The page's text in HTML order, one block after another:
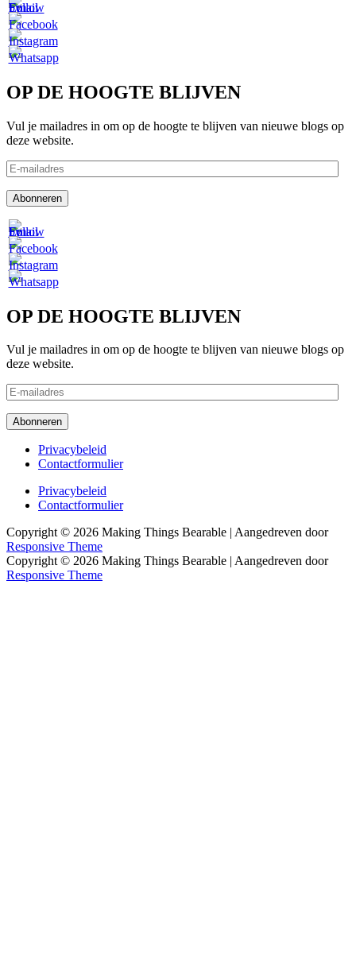
OP DE HOOGTE BLIJVEN
Vul je mailadres in om op de hoogte te blijven van nieuwe blogs op
deze website.
E-
mailadres
Abonneren
OP DE HOOGTE BLIJVEN
Vul je mailadres in om op de hoogte te blijven van nieuwe blogs op
deze website.
E-
mailadres
Abonneren
Footer
menu
Privacybeleid
Contactformulier
Footer
menu
Privacybeleid
Contactformulier
Copyright © 2026 Making Things Bearable | Aangedreven door
Responsive Theme
Copyright © 2026 Making Things Bearable | Aangedreven door
Responsive Theme